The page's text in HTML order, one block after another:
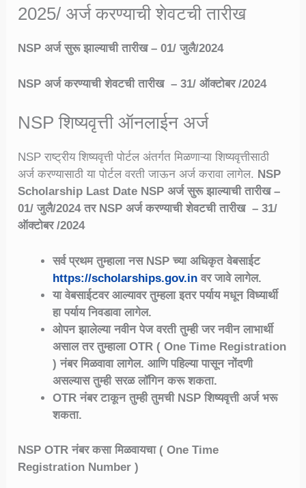
2025/ अर्ज करण्याची शेवटची तारीख
NSP अर्ज सुरू झाल्याची तारीख – 01/ जुलै/2024
NSP अर्ज करण्याची शेवटची तारीख – 31/ ऑक्टोबर /2024
NSP शिष्यवृत्ती ऑनलाईन अर्ज
NSP राष्ट्रीय शिष्यवृत्ती पोर्टल अंतर्गत मिळणाऱ्या शिष्यवृत्तीसाठी
अर्ज करण्यासाठी या पोर्टल वरती जाऊन अर्ज करावा लागेल. NSP
Scholarship Last Date NSP अर्ज सुरू झाल्याची तारीख –
01/ जुलै/2024 तर NSP अर्ज करण्याची शेवटची तारीख – 31/
ऑक्टोबर /2024
सर्व प्रथम तुम्हाला नस NSP च्या अधिकृत वेबसाईट
https://scholarships.gov.in वर जावे लागेल.
या वेबसाईटवर आल्यावर तुम्हला इतर पर्याय मधून विध्यार्थी
हा पर्याय निवडावा लागेल.
ओपन झालेल्या नवीन पेज वरती तुम्ही जर नवीन लाभार्थी
असाल तर तुम्हाला OTR ( One Time Registration
) नंबर मिळवावा लागेल. आणि पहिल्या पासून नोंदणी
असल्यास तुम्ही सरळ लॉगिन करू शकता.
OTR नंबर टाकून तुम्ही तुमची NSP शिष्यवृत्ती अर्ज भरू
शकता.
NSP OTR नंबर कसा मिळवायचा ( One Time
Registration Number )